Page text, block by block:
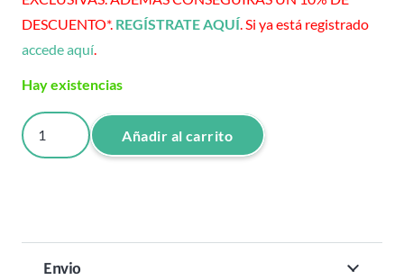
DESCUENTO*. REGÍSTRATE AQUÍ. Si ya está registrado
accede aquí.
Hay existencias
GORRA
PLATO
Añadir al carrito
Envio